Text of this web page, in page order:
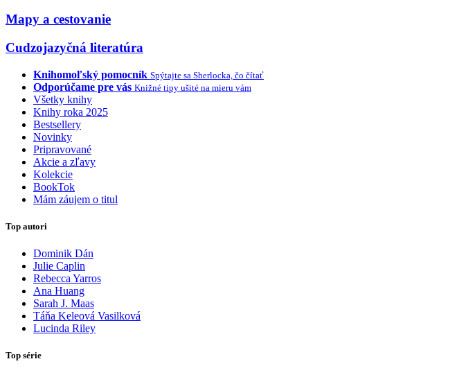
Mapy a cestovanie
Cudzojazyčná literatúra
Knihomoľský pomocník Spýtajte sa Sherlocka, čo čítať
Odporúčame pre vás Knižné tipy ušité na mieru vám
Všetky knihy
Knihy roka 2025
Bestsellery
Novinky
Pripravované
Akcie a zľavy
Kolekcie
BookTok
Mám záujem o titul
Top autori
Dominik Dán
Julie Caplin
Rebecca Yarros
Ana Huang
Sarah J. Maas
Táňa Keleová Vasilková
Lucinda Riley
Top série